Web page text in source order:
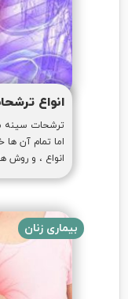
انواع
ترشحات سینه
اما تمام آن ها
انواع ، و روش
بیماری زنان